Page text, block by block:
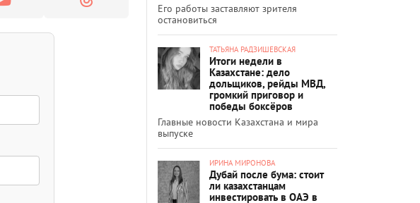
Его работы заставляют зрителя
остановиться
ТАТЬЯНА РАДЗИШЕВСКАЯ
Итоги недели в
Казахстане: дело
дольщиков, рейды МВД,
громкий приговор и
победы боксёров
Главные новости Казахстана и мира
выпуске
ИРИНА МИРОНОВА
Дубай после бума: стоит
ли казахстанцам
инвестировать в ОАЭ в